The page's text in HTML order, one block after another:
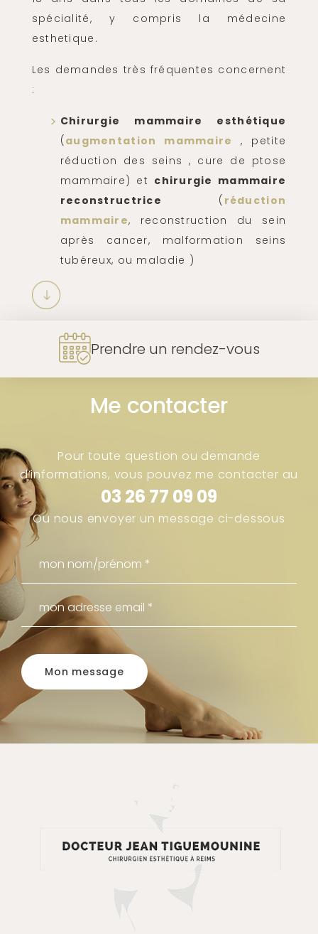
spécialité, y compris la médecine
esthetique.
Les demandes très fréquentes concernent
:
Chirurgie mammaire esthétique
( augmentation mammaire
, petite
réduction des seins , cure de ptose
mammaire) et chirurgie mammaire
reconstructrice ( réduction
mammaire, reconstruction du sein
après cancer, malformation seins
tubéreux, ou maladie )
Prendre un rendez-vous
Me contacter
Pour toute question ou demande
d’informations, vous pouvez me contacter au
03 26 77 09 09
Ou nous envoyer un message ci-dessous
Mon message